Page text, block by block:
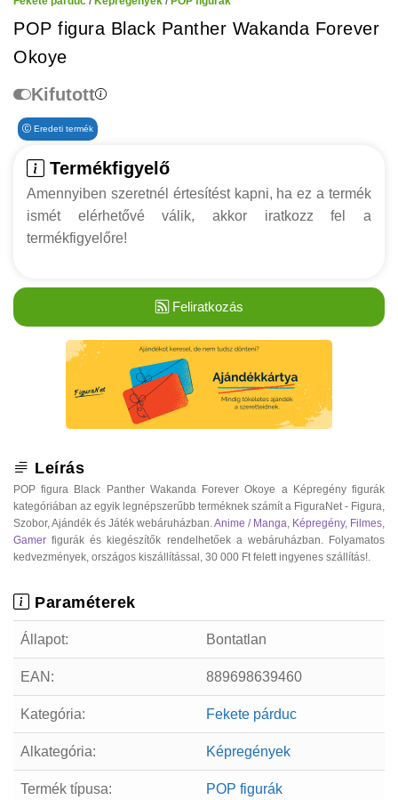
POP figura Black Panther Wakanda Forever
Okoye
Kifutott
Eredeti termék
Termékfigyelő
Amennyiben szeretnél értesítést kapni, ha ez a termék
ismét elérhetővé válik, akkor iratkozz fel a
termékfigyelőre!
Feliratkozás
Leírás
POP figura Black Panther Wakanda Forever Okoye a Képregény figurák
kategóriában az egyik legnépszerűbb terméknek számít a FiguraNet - Figura,
Szobor, Ajándék és Játék webáruházban. Anime / Manga Képregény, Filmes
Gamer figurák és kiegészítők rendelhetőek a webáruházban. Folyamatos
kedvezmények, országos kiszállítással, 30 000 Ft felett ingyenes szállítás!.
Paraméterek
Állapot: Bontatlan
EAN: 889698639460
Kategória: Fekete párduc
Alkategória: Képregények
Termék típusa: POP figurák